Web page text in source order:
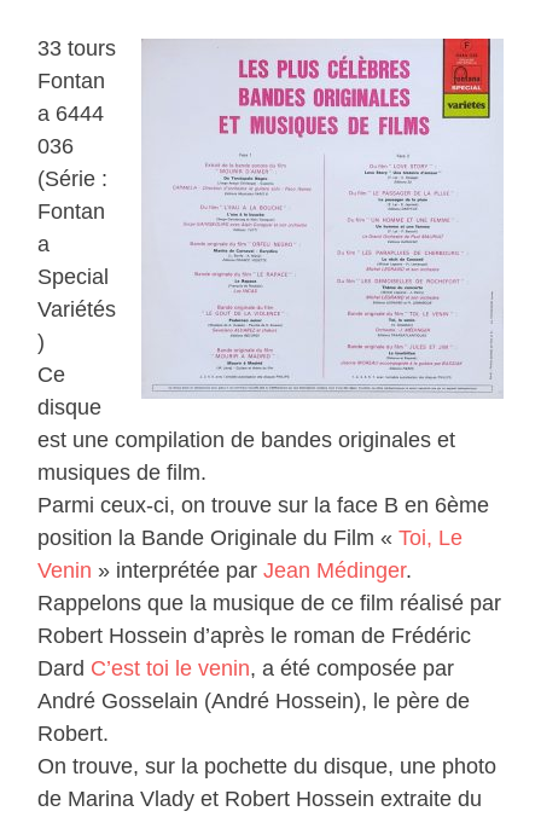
33 tours
Fontan
a ‎6444
036
(Série :
Fontan
a
Special
Variétés
)
Ce
disque
est une compilation de bandes originales et
musiques de film.
Parmi ceux-ci, on trouve sur la face B en 6ème
position la Bande Originale du Film «Toi, Le
Venin » interprétée parJean Médinger.
Rappelons que la musique de ce film réalisé par
Robert Hossein d’après le roman de Frédéric
Dard C’est toi le venin, a été composée par
André Gosselain (André Hossein), le père de
Robert.
On trouve, sur la pochette du disque, une photo
de Marina Vlady et Robert Hossein extraite du